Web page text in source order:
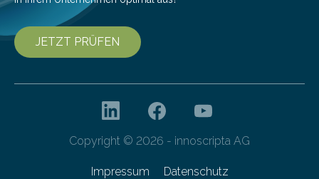
JETZT PRÜFEN
Copyright © 2026 - innoscripta AG
Impressum Datenschutz